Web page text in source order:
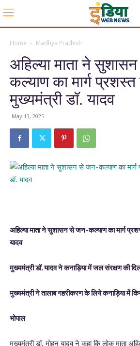
Home Madhya Pradesh
अहिल्या माता ने
कल्याण का मार्ग प्रशस्त
मुख्यमंत्री डॉ. यादव
May 13, 2025
अहिल्या माता ने सुशासन से जन-कल्याण का मार्ग
यादव
मुख्यमंत्री डॉ. यादव ने कनाड़िया में जल संरक्षण की
मुख्यमंत्री ने तालाब गहरीकरण के लिये कनाड़िया में
भोपाल
मुख्यमंत्री डॉ. मोहन यादव ने कहा कि लोक माता